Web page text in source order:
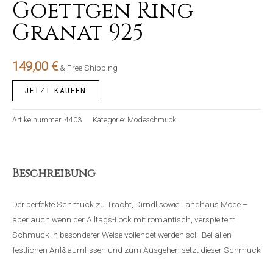
Goettgen Ring
Granat 925
149,00 € & Free Shipping
JETZT KAUFEN
Artikelnummer: 4403 Kategorie: Modeschmuck
Beschreibung
Der perfekte Schmuck zu Tracht, Dirndl sowie Landhaus Mode –
aber auch wenn der Alltags-Look mit romantisch, verspieltem
Schmuck in besonderer Weise vollendet werden soll. Bei allen
festlichen Anl&auml-ssen und zum Ausgehen setzt dieser Schmuck